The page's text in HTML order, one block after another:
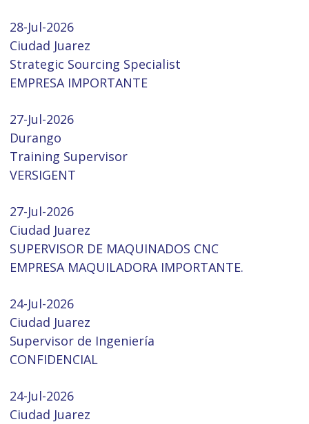
28-Jul-2026
Ciudad Juarez
Strategic Sourcing Specialist
EMPRESA IMPORTANTE
27-Jul-2026
Durango
Training Supervisor
VERSIGENT
27-Jul-2026
Ciudad Juarez
SUPERVISOR DE MAQUINADOS CNC
EMPRESA MAQUILADORA IMPORTANTE.
24-Jul-2026
Ciudad Juarez
Supervisor de Ingeniería
CONFIDENCIAL
24-Jul-2026
Ciudad Juarez